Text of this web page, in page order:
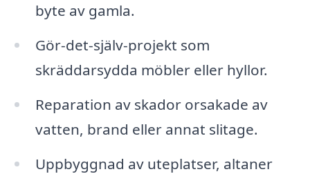
byte av gamla.
Gör-det-själv-projekt som
skräddarsydda möbler eller hyllor.
Reparation av skador orsakade av
vatten, brand eller annat slitage.
Uppbyggnad av uteplatser, altaner